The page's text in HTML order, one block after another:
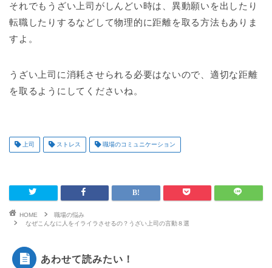
それでもうざい上司がしんどい時は、異動願いを出したり
転職したりするなどして物理的に距離を取る方法もありま
すよ。
うざい上司に消耗させられる必要はないので、適切な距離
を取るようにしてくださいね。
上司 ストレス 職場のコミュニケーション
HOME
職場の悩み
なぜこんなに人をイライラさせるの？うざい上司の言動８選
あわせて読みたい！